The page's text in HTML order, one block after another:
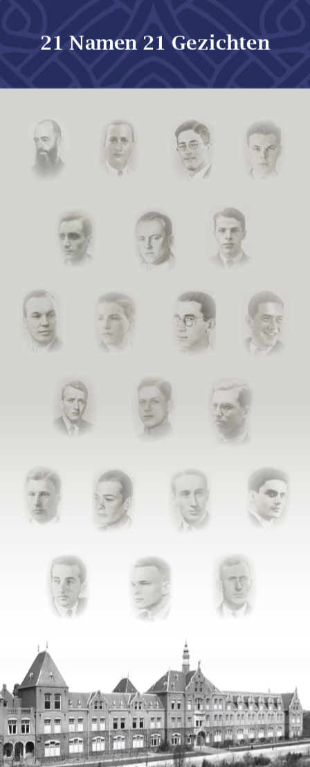
21 Namen 21 Gezichten